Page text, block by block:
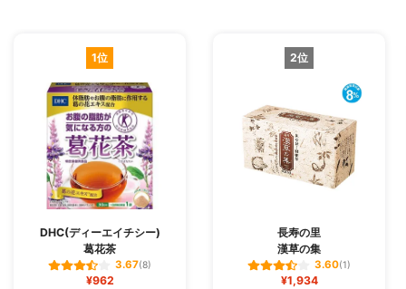
1位
DHC(ディーエイチシー)
葛花茶
3.67(8)
¥962
2位
長寿の里
漢草の集
3.60(1)
¥1,934